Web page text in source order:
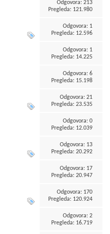
Odgovora: 213
Pregleda: 121.980
Odgovora: 1
Pregleda: 12.596
Odgovora: 1
Pregleda: 14.225
Odgovora: 6
Pregleda: 15.198
Odgovora: 21
Pregleda: 23.535
Odgovora: 0
Pregleda: 12.039
Odgovora: 13
Pregleda: 20.292
Odgovora: 17
Pregleda: 20.947
Odgovora: 170
Pregleda: 120.924
Odgovora: 2
Pregleda: 16.719